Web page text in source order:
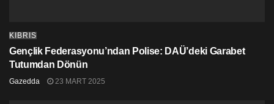
KIBRIS
Gençlik Federasyonu’ndan Polise: DAÜ’deki Garabet
Tutumdan Dönün
Gazedda 23 MART 2025